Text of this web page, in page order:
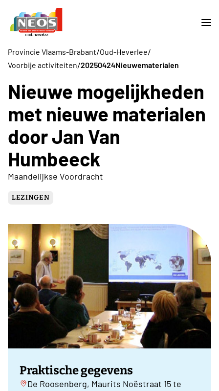
Provincie Vlaams-Brabant/Oud-Heverlee/
Voorbije activiteiten/20250424Nieuwematerialen
Nieuwe mogelijkheden
met nieuwe materialen
door Jan Van
Humbeeck
Maandelijkse Voordracht
LEZINGEN
Praktische gegevens
De Roosenberg, Maurits Noëstraat 15 te